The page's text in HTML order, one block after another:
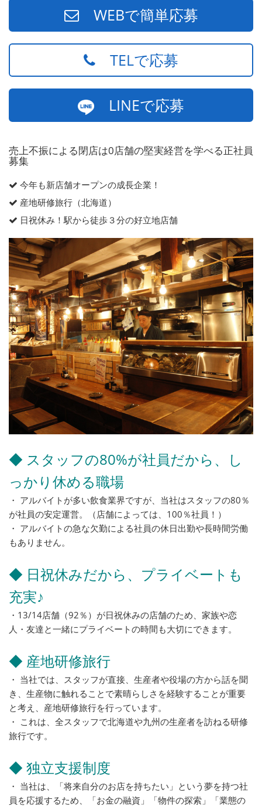
WEBで簡単応募
TELで応募
LINEで応募
売上不振による閉店は0店舗の堅実経営を学べる正社員
募集
今年も新店舗オープンの成長企業！
産地研修旅行（北海道）
日祝休み！駅から徒歩３分の好立地店舗
◆ スタッフの80%が社員だから、し
っかり休める職場
・ アルバイトが多い飲食業界ですが、当社はスタッフの80％
が社員の安定運営。（店舗によっては、100％社員！）
・ アルバイトの急な欠勤による社員の休日出勤や長時間労働
もありません。
◆ 日祝休みだから、プライベートも
充実♪
・13/14店舗（92％）が日祝休みの店舗のため、家族や恋
人・友達と一緒にプライベートの時間も大切にできます。
◆ 産地研修旅行
・ 当社では、スタッフが直接、生産者や役場の方から話を聞
き、生産物に触れることで素晴らしさを経験することが重要
と考え、産地研修旅行を行っています。
・ これは、全スタッフで北海道や九州の生産者を訪ねる研修
旅行です。
◆ 独立支援制度
・ 当社は、「将来自分のお店を持ちたい」という夢を持つ社
員を応援するため、「お金の融資」「物件の探索」「業態の